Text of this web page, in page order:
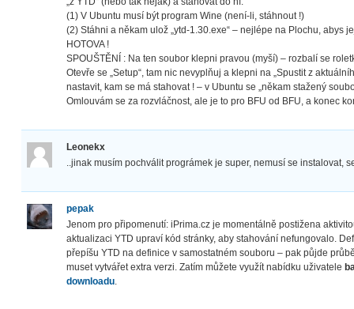
(1) V Ubuntu musí být program Wine (není-li, stáhnout !)
(2) Stáhni a někam ulož „ytd-1.30.exe“ – nejlépe na Plochu, abys
HOTOVA !
SPOUŠTĚNÍ : Na ten soubor klepni pravou (myší) – rozbalí se
Otevře se „Setup“, tam nic nevyplňuj a klepni na „Spustit z
nastavit, kam se má stahovat ! – v Ubuntu se „někam stažený
Omlouvám se za rozvláčnost, ale je to pro BFU od BFU, a konec
Leonekx
..jinak musím pochválit prográmek je super, nemusí se instalovat,
pepak
Jenom pro připomenutí: iPrima.cz je momentálně postižena
aktualizaci YTD upraví kód stránky, aby stahování nefungovalo.
přepíšu YTD na definice v samostatném souboru – pak půjde
muset vytvářet extra verzi. Zatím můžete využít nabídku uživatele
downloadu